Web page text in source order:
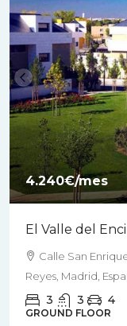
4.240€/mes
El Valle del
Calle San
Reyes, Madrid,
3 3 4
GROUND FLOOR